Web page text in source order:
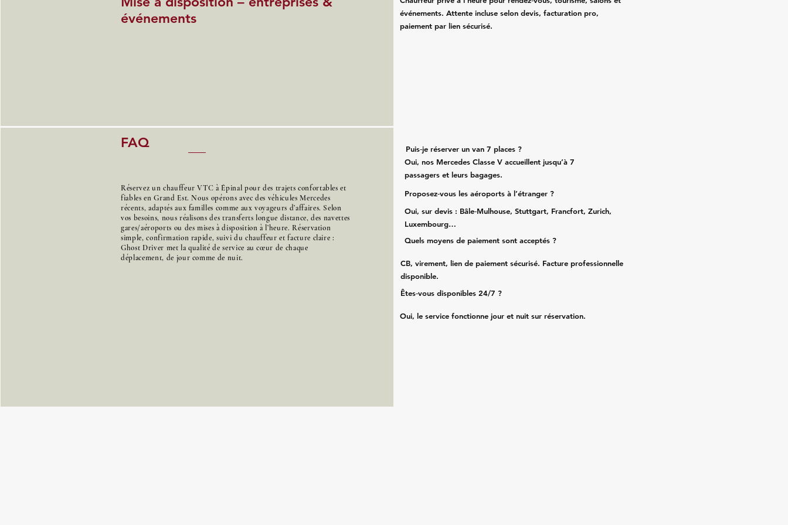
événements
événements. Attente incluse selon devis, facturation pro,
paiement par lien sécurisé.
FAQ
Réservez un chauffeur VTC à Épinal pour des trajets confortables et
fiables en Grand Est. Nous opérons avec des véhicules Mercedes
récents, adaptés aux familles comme aux voyageurs d’affaires. Selon
vos besoins, nous réalisons des transferts longue distance, des navettes
gares/aéroports ou des mises à disposition à l’heure. Réservation
simple, confirmation rapide, suivi du chauffeur et facture claire :
Ghost Driver met la qualité de service au cœur de chaque
déplacement, de jour comme de nuit.
Puis‑je réserver un van 7 places ?
Oui, nos Mercedes Classe V accueillent jusqu’à 7
passagers et leurs bagages.
Proposez‑vous les aéroports à l’étranger ?
Oui, sur devis : Bâle‑Mulhouse, Stuttgart, Francfort, Zurich,
Luxembourg…
Quels moyens de paiement sont acceptés ?
CB, virement, lien de paiement sécurisé. Facture professionnelle
disponible.
Êtes‑vous disponibles 24/7 ?
Oui, le service fonctionne jour et nuit sur réservation.